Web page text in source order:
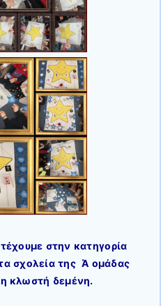
στην κατηγορία
σχολεία της Ά ομάδας
κλωστή δεμένη.